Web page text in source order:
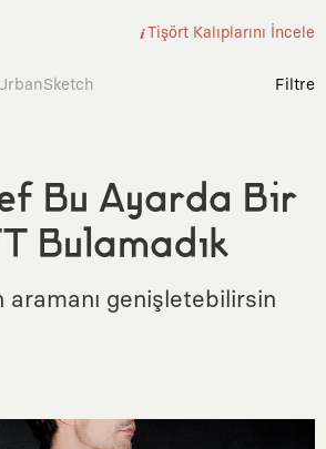
Tişört Kalıplarını İncele
Sketch Filtre
Bu Ayarda Bir
Bulamadık
aramanı genişletebilirsin